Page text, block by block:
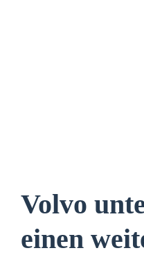
Volvo
einen